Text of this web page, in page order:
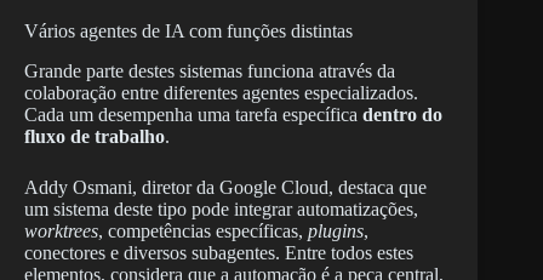
Vários agentes de IA com funções distintas
Grande parte destes sistemas funciona através da
colaboração entre diferentes agentes especializados.
Cada um desempenha uma tarefa específica dentro do
fluxo de trabalho.
Addy Osmani, diretor da Google Cloud, destaca que
um sistema deste tipo pode integrar automatizações,
worktrees, competências específicas, plugins,
conectores e diversos subagentes. Entre todos estes
elementos, considera que a automação é a peça central,